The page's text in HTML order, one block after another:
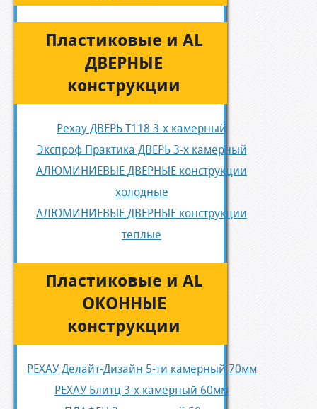
Пластиковые и AL
ДВЕРНЫЕ
конструкции
Рехау ДВЕРЬ Т118 3-х камерный
Экспроф Практика ДВЕРЬ 3-х камерный
АЛЮМИНИЕВЫЕ ДВЕРНЫЕ конструкции
холодные
АЛЮМИНИЕВЫЕ ДВЕРНЫЕ конструкции
теплые
Пластиковые и AL
ОКОННЫЕ
конструкции
РЕХАУ Делайт-Дизайн 5-ти камерный 70мм
РЕХАУ Блитц 3-х камерный 60мм